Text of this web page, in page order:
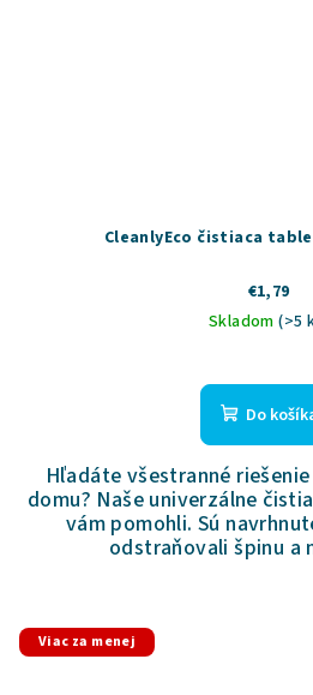
CleanlyEco čistiaca
€1,79
Skladom(>5
Do
Hľadáte všestranné
domu? Naše univerzálne
vám pomohli. Sú
odstraňovali špinu a
Viac za menej